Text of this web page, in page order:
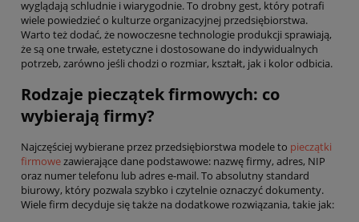
wyglądają schludnie i wiarygodnie. To drobny gest, który potrafi
wiele powiedzieć o kulturze organizacyjnej przedsiębiorstwa.
Warto też dodać, że nowoczesne technologie produkcji sprawiają,
że są one trwałe, estetyczne i dostosowane do indywidualnych
potrzeb, zarówno jeśli chodzi o rozmiar, kształt, jak i kolor odbicia.
Rodzaje pieczątek firmowych: co
wybierają firmy?
Najczęściej wybierane przez przedsiębiorstwa modele to pieczątki
firmowezawierające dane podstawowe: nazwę firmy, adres, NIP
oraz numer telefonu lub adres e-mail. To absolutny standard
biurowy, który pozwala szybko i czytelnie oznaczyć dokumenty.
Wiele firm decyduje się także na dodatkowe rozwiązania, takie jak: